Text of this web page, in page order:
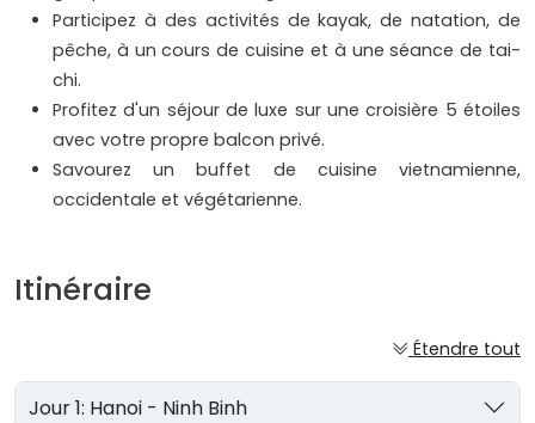
Participez à des activités de kayak, de natation, de
pêche, à un cours de cuisine et à une séance de tai-
chi.
Profitez d'un séjour de luxe sur une croisière 5 étoiles
avec votre propre balcon privé.
Savourez un buffet de cuisine vietnamienne,
occidentale et végétarienne.
Itinéraire
Étendre tout
Jour 1: Hanoi - Ninh Binh